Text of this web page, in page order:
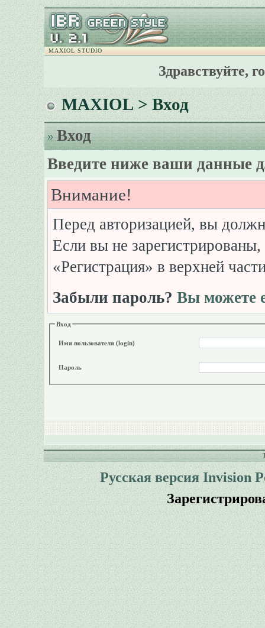
MAXIOL STUDIO
Здравствуйте,
MAXIOL> Вход
Вход
Введите ниже ваши данные
Внимание!
Перед авторизацией, вы
Если вы не
«Регистрация» в верхней
Забыли пароль? Вы можете
Вход
Имя пользователя (login)
Пароль
Русская версия Invision